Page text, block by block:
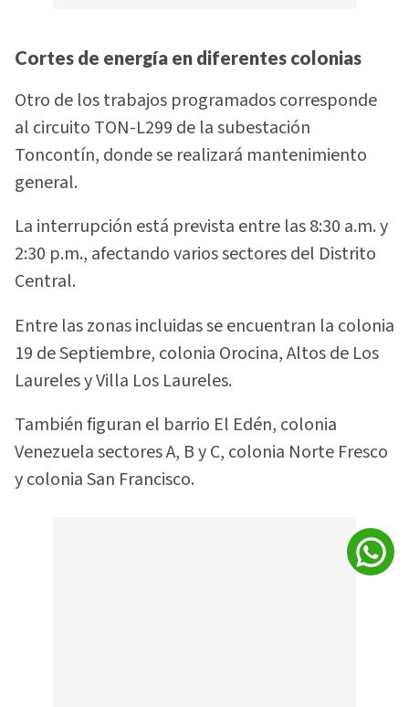
Cortes de energía en diferentes colonias
Otro de los trabajos programados corresponde
al circuito TON-L299 de la subestación
Toncontín, donde se realizará mantenimiento
general.
La interrupción está prevista entre las 8:30 a.m. y
2:30 p.m., afectando varios sectores del Distrito
Central.
Entre las zonas incluidas se encuentran la colonia
19 de Septiembre, colonia Orocina, Altos de Los
Laureles y Villa Los Laureles.
También figuran el barrio El Edén, colonia
Venezuela sectores A, B y C, colonia Norte Fresco
y colonia San Francisco.